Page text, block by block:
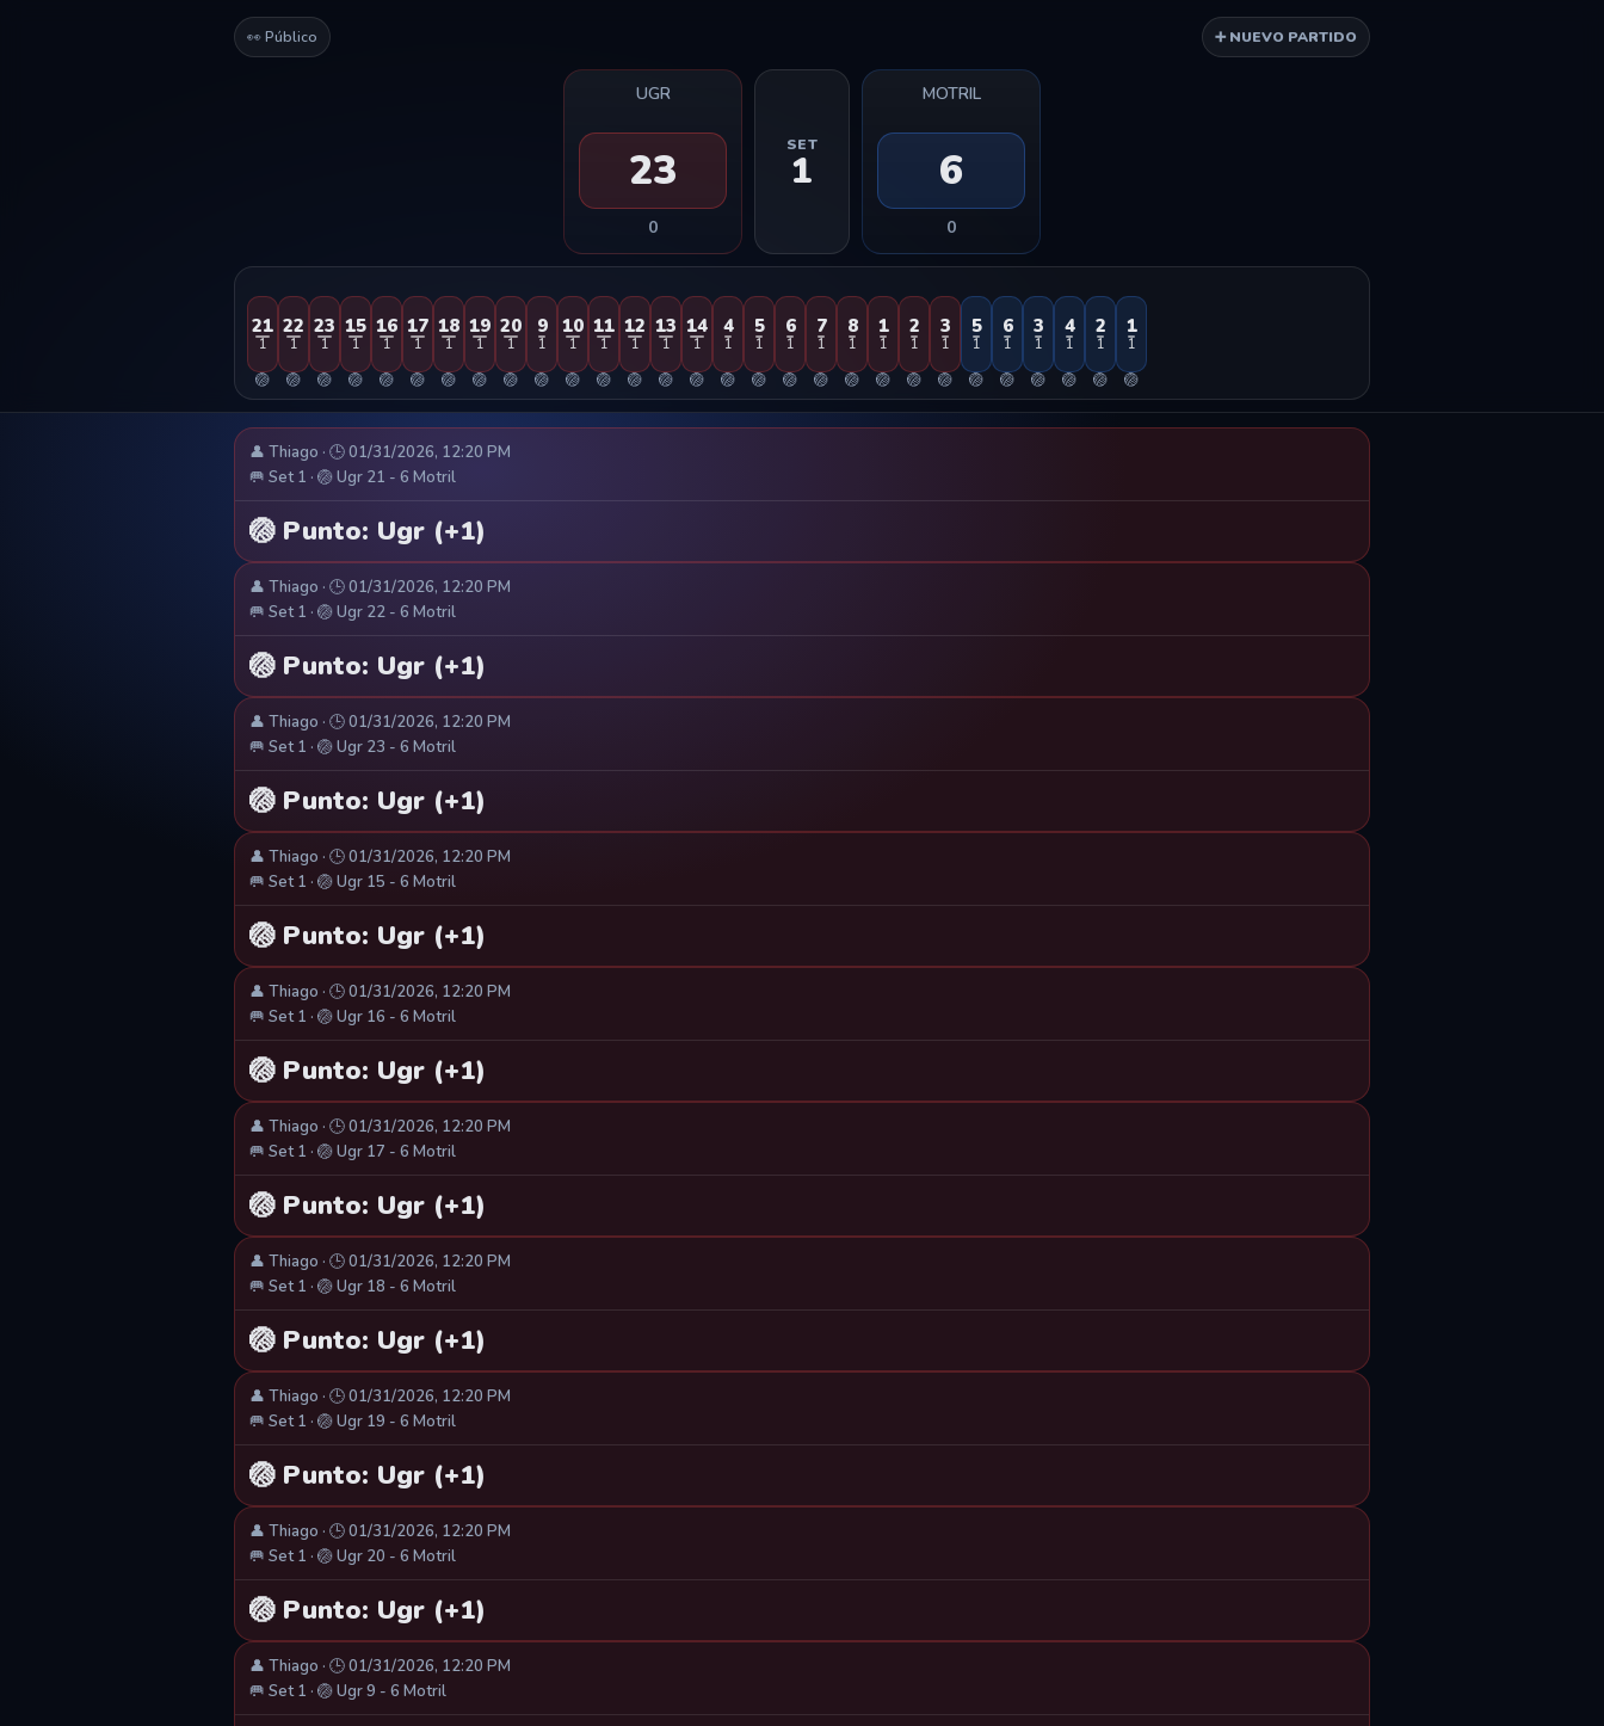
👀 Público ➕ NUEVO PARTIDO
UGR
23
0
SET
1
MOTRIL
6
0
21
1
🏐
22
1
🏐
23
1
🏐
15
1
🏐
16
1
🏐
17
1
🏐
18
1
🏐
19
1
🏐
20
1
🏐
9
1
🏐
10
1
🏐
11
1
🏐
12
1
🏐
13
1
🏐
14
1
🏐
4
1
🏐
5
1
🏐
6
1
🏐
7
1
🏐
8
1
🏐
1
1
🏐
2
1
🏐
3
1
🏐
5
1
🏐
6
1
🏐
3
1
🏐
4
1
🏐
2
1
🏐
1
1
🏐
👤 Thiago · 🕒 01/31/2026, 12:20 PM
🥅 Set 1 · 🏐 Ugr 21 - 6 Motril
🏐 Punto: Ugr (+1)
👤 Thiago · 🕒 01/31/2026, 12:20 PM
🥅 Set 1 · 🏐 Ugr 22 - 6 Motril
🏐 Punto: Ugr (+1)
👤 Thiago · 🕒 01/31/2026, 12:20 PM
🥅 Set 1 · 🏐 Ugr 23 - 6 Motril
🏐 Punto: Ugr (+1)
👤 Thiago · 🕒 01/31/2026, 12:20 PM
🥅 Set 1 · 🏐 Ugr 15 - 6 Motril
🏐 Punto: Ugr (+1)
👤 Thiago · 🕒 01/31/2026, 12:20 PM
🥅 Set 1 · 🏐 Ugr 16 - 6 Motril
🏐 Punto: Ugr (+1)
👤 Thiago · 🕒 01/31/2026, 12:20 PM
🥅 Set 1 · 🏐 Ugr 17 - 6 Motril
🏐 Punto: Ugr (+1)
👤 Thiago · 🕒 01/31/2026, 12:20 PM
🥅 Set 1 · 🏐 Ugr 18 - 6 Motril
🏐 Punto: Ugr (+1)
👤 Thiago · 🕒 01/31/2026, 12:20 PM
🥅 Set 1 · 🏐 Ugr 19 - 6 Motril
🏐 Punto: Ugr (+1)
👤 Thiago · 🕒 01/31/2026, 12:20 PM
🥅 Set 1 · 🏐 Ugr 20 - 6 Motril
🏐 Punto: Ugr (+1)
👤 Thiago · 🕒 01/31/2026, 12:20 PM
🥅 Set 1 · 🏐 Ugr 9 - 6 Motril